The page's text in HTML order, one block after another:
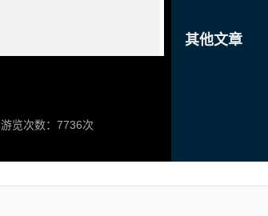
游览次数：7736次
其他文章